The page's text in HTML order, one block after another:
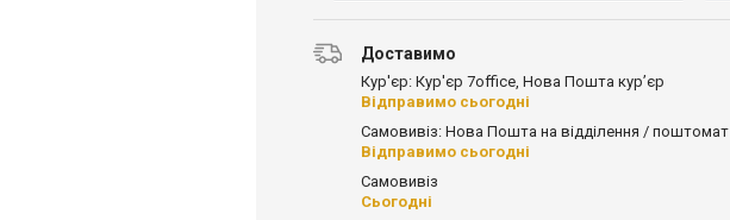
Доставимо
Кур'єр: Кур'єр 7office, Нова Пошта кур’єр
Відправимо сьогодні
Самовивіз: Нова Пошта на відділення / поштомат
Відправимо сьогодні
Самовивіз
Сьогодні